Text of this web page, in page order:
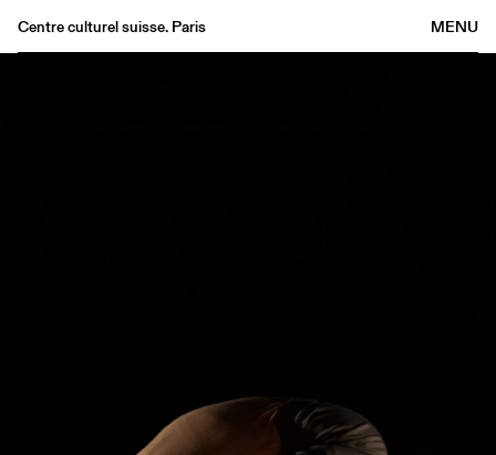
MENU
Centre culturel suisse. Paris